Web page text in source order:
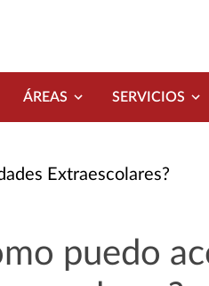
ÁREAS SERVICIOS
Extraescolares?
puedo